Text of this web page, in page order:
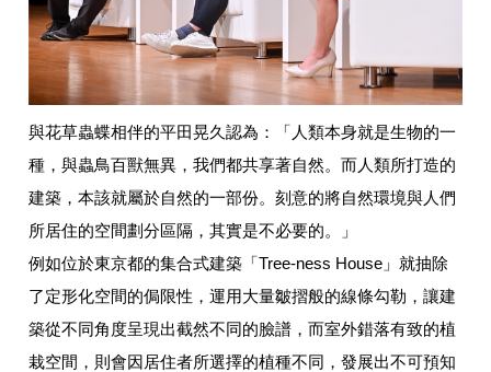
與花草蟲蝶相伴的平田晃久認為：「人類本身就是生物的一
種，與蟲鳥百獸無異，我們都共享著自然。而人類所打造的
建築，本該就屬於自然的一部份。刻意的將自然環境與人們
所居住的空間劃分區隔，其實是不必要的。」
例如位於東京都的集合式建築「Tree-ness House」就抽除
了定形化空間的侷限性，運用大量皺摺般的線條勾勒，讓建
築從不同角度呈現出截然不同的臉譜，而室外錯落有致的植
栽空間，則會因居住者所選擇的植種不同，發展出不可預知